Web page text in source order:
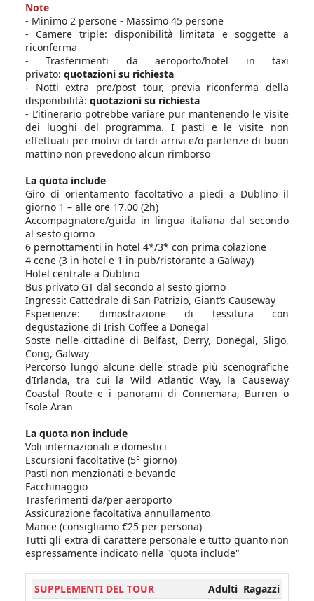
Note
- Minimo 2 persone - Massimo 45 persone
- Camere triple: disponibilità limitata e soggette a
riconferma
- Trasferimenti da aeroporto/hotel in taxi
privato: quotazioni su richiesta
- Notti extra pre/post tour, previa riconferma della
disponibilità: quotazioni su richiesta
- L’itinerario potrebbe variare pur mantenendo le visite
dei luoghi del programma. I pasti e le visite non
effettuati per motivi di tardi arrivi e/o partenze di buon
mattino non prevedono alcun rimborso
La quota include
Giro di orientamento facoltativo a piedi a Dublino il
giorno 1 – alle ore 17.00 (2h)
Accompagnatore/guida in lingua italiana dal secondo
al sesto giorno
6 pernottamenti in hotel 4*/3* con prima colazione
4 cene (3 in hotel e 1 in pub/ristorante a Galway)
Hotel centrale a Dublino
Bus privato GT dal secondo al sesto giorno
Ingressi: Cattedrale di San Patrizio, Giant’s Causeway
Esperienze: dimostrazione di tessitura con
degustazione di Irish Coffee a Donegal
Soste nelle cittadine di Belfast, Derry, Donegal, Sligo,
Cong, Galway
Percorso lungo alcune delle strade più scenografiche
d’Irlanda, tra cui la Wild Atlantic Way, la Causeway
Coastal Route e i panorami di Connemara, Burren o
Isole Aran
La quota non include
Voli internazionali e domestici
Escursioni facoltative (5° giorno)
Pasti non menzionati e bevande
Facchinaggio
Trasferimenti da/per aeroporto
Assicurazione facoltativa annullamento
Mance (consigliamo €25 per persona)
Tutti gli extra di carattere personale e tutto quanto non
espressamente indicato nella "quota include"
SUPPLEMENTI DEL TOUR Adulti Ragazzi